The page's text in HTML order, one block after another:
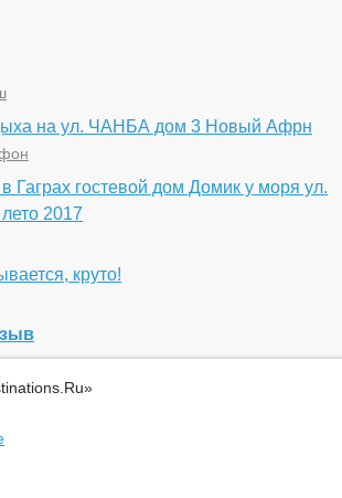
на ул. ЧАНБА дом 3 Новый Афрн
Гаграх гостевой дом Домик у моря ул.
2017
круто!